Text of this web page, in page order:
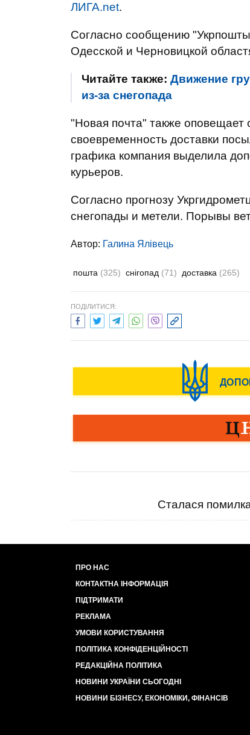
ЛИГА.net.
Согласно сообщению
Одесской и Черновицкой
Читайте также: Движение
из-за снегопада
"Новая почта" также оповещает
своевременность доставки
графика компания выделила
курьеров.
Согласно прогнозу
снегопады и метели. Порывы
Автор: Галина Ялівець
пошта (325) снігопад (71) доставка (265)
ПОДІЛИТИСЯ:
Сталася
ПРО НАС
КОНТАКТНА ІНФОРМАЦІЯ
ПІДТРИМАТИ
РЕКЛАМА
УМОВИ КОРИСТУВАННЯ
ПОЛІТИКА КОНФІДЕНЦІЙНОСТІ
РЕДАКЦІЙНА ПОЛІТИКА
НОВИНИ УКРАЇНИ СЬОГОДНІ
НОВИНИ БІЗНЕСУ, ЕКОНОМІКИ, ФІНАНСІВ